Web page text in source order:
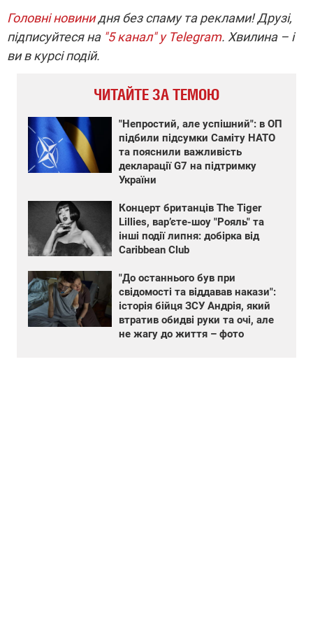
Головні новинидня без спаму та реклами! Друзі,
підписуйтеся на "5 канал" у Telegram. Хвилина – і
ви в курсі подій.
ЧИТАЙТЕ ЗА ТЕМОЮ
"Непростий, але успішний": в ОП
підбили підсумки Саміту НАТО
та пояснили важливість
декларації G7 на підтримку
України
Концерт британців The Tiger
Lillies, вар’єте-шоу "Рояль" та
інші події липня: добірка від
Caribbean Club
"До останнього був при
свідомості та віддавав накази":
історія бійця ЗСУ Андрія, який
втратив обидві руки та очі, але
не жагу до життя – фото